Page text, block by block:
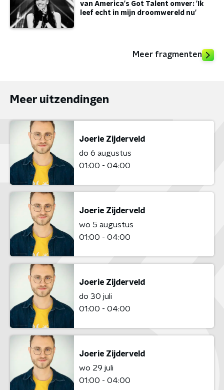
van America's Got Talent omver: 'Ik
leef echt in mijn droomwereld nu'
Meer fragmenten
Meer uitzendingen
Joerie Zijderveld
do 6 augustus
01:00 - 04:00
Joerie Zijderveld
wo 5 augustus
01:00 - 04:00
Joerie Zijderveld
do 30 juli
01:00 - 04:00
Joerie Zijderveld
wo 29 juli
01:00 - 04:00